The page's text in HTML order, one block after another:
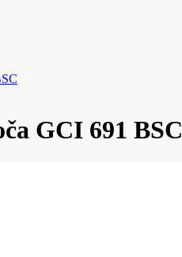
GCI 691 BSC